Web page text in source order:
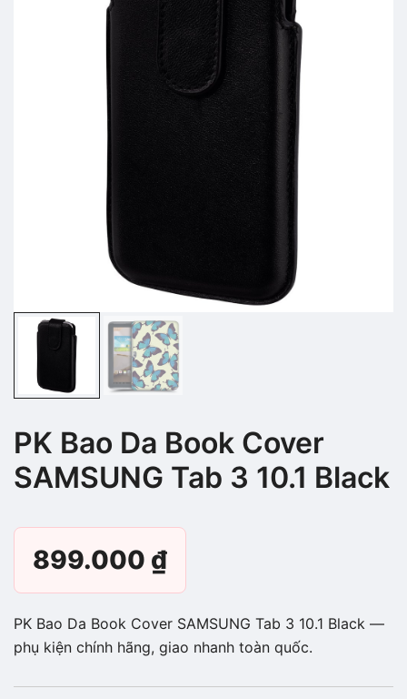
PK Bao Da Book Cover
SAMSUNG Tab 3 10.1 Black
899.000 ₫
PK Bao Da Book Cover SAMSUNG Tab 3 10.1 Black —
phụ kiện chính hãng, giao nhanh toàn quốc.